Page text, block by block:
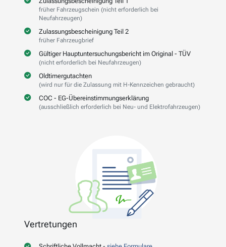
früher Fahrzeugschein (nicht erforderlich bei
Neufahrzeugen)
Zulassungsbescheinigung Teil 2
früher Fahrzeugbrief
Gültiger Hauptuntersuchungsbericht im Original - TÜV
(nicht erforderlich bei Neufahrzeugen)
Oldtimergutachten
(wird nur für die Zulassung mit H-Kennzeichen gebraucht)
COC - EG-Übereinstimmungserklärung
(ausschließlich erforderlich bei Neu- und Elektrofahrzeugen)
Vertretungen